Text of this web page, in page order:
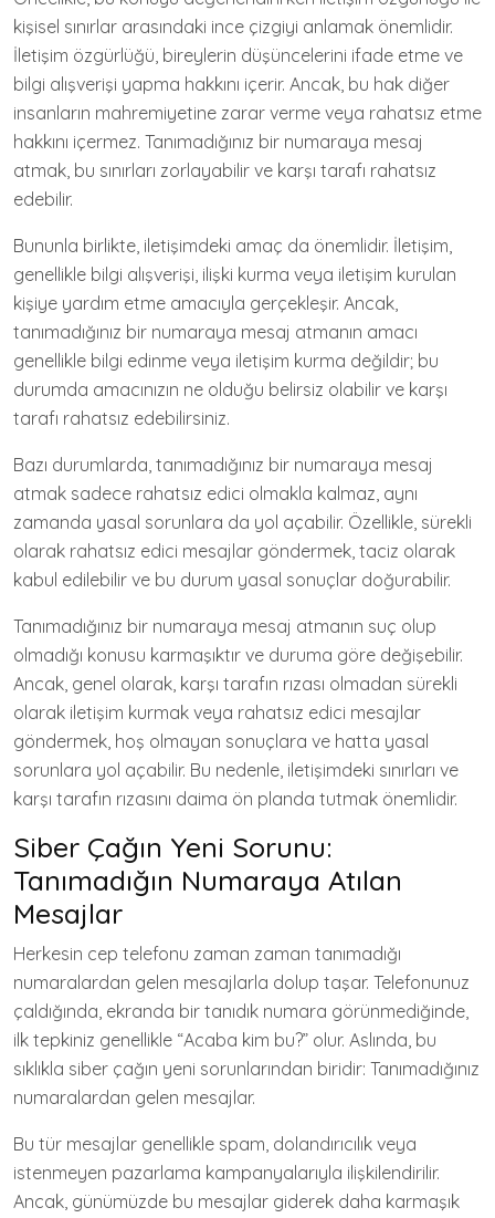
kişisel sınırlar arasındaki ince çizgiyi anlamak önemlidir.
İletişim özgürlüğü, bireylerin düşüncelerini ifade etme ve
bilgi alışverişi yapma hakkını içerir. Ancak, bu hak diğer
insanların mahremiyetine zarar verme veya rahatsız etme
hakkını içermez. Tanımadığınız bir numaraya mesaj
atmak, bu sınırları zorlayabilir ve karşı tarafı rahatsız
edebilir.
Bununla birlikte, iletişimdeki amaç da önemlidir. İletişim,
genellikle bilgi alışverişi, ilişki kurma veya iletişim kurulan
kişiye yardım etme amacıyla gerçekleşir. Ancak,
tanımadığınız bir numaraya mesaj atmanın amacı
genellikle bilgi edinme veya iletişim kurma değildir; bu
durumda amacınızın ne olduğu belirsiz olabilir ve karşı
tarafı rahatsız edebilirsiniz.
Bazı durumlarda, tanımadığınız bir numaraya mesaj
atmak sadece rahatsız edici olmakla kalmaz, aynı
zamanda yasal sorunlara da yol açabilir. Özellikle, sürekli
olarak rahatsız edici mesajlar göndermek, taciz olarak
kabul edilebilir ve bu durum yasal sonuçlar doğurabilir.
Tanımadığınız bir numaraya mesaj atmanın suç olup
olmadığı konusu karmaşıktır ve duruma göre değişebilir.
Ancak, genel olarak, karşı tarafın rızası olmadan sürekli
olarak iletişim kurmak veya rahatsız edici mesajlar
göndermek, hoş olmayan sonuçlara ve hatta yasal
sorunlara yol açabilir. Bu nedenle, iletişimdeki sınırları ve
karşı tarafın rızasını daima ön planda tutmak önemlidir.
Siber Çağın Yeni Sorunu:
Tanımadığın Numaraya Atılan
Mesajlar
Herkesin cep telefonu zaman zaman tanımadığı
numaralardan gelen mesajlarla dolup taşar. Telefonunuz
çaldığında, ekranda bir tanıdık numara görünmediğinde,
ilk tepkiniz genellikle “Acaba kim bu?” olur. Aslında, bu
sıklıkla siber çağın yeni sorunlarından biridir: Tanımadığınız
numaralardan gelen mesajlar.
Bu tür mesajlar genellikle spam, dolandırıcılık veya
istenmeyen pazarlama kampanyalarıyla ilişkilendirilir.
Ancak, günümüzde bu mesajlar giderek daha karmaşık